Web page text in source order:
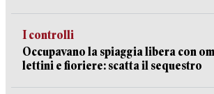
I controlli
Occupavano la spiaggia libera con
lettini e fioriere: scatta il sequestro